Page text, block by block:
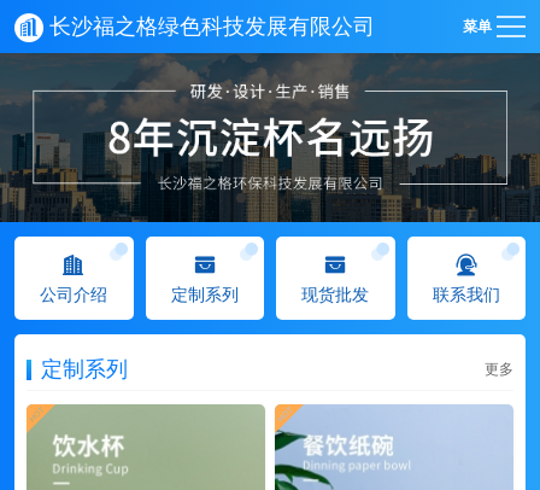
长沙福之格绿色科技发展有限公司 菜单
公司介绍 定制系列 现货批发 联系我们
定制系列 更多